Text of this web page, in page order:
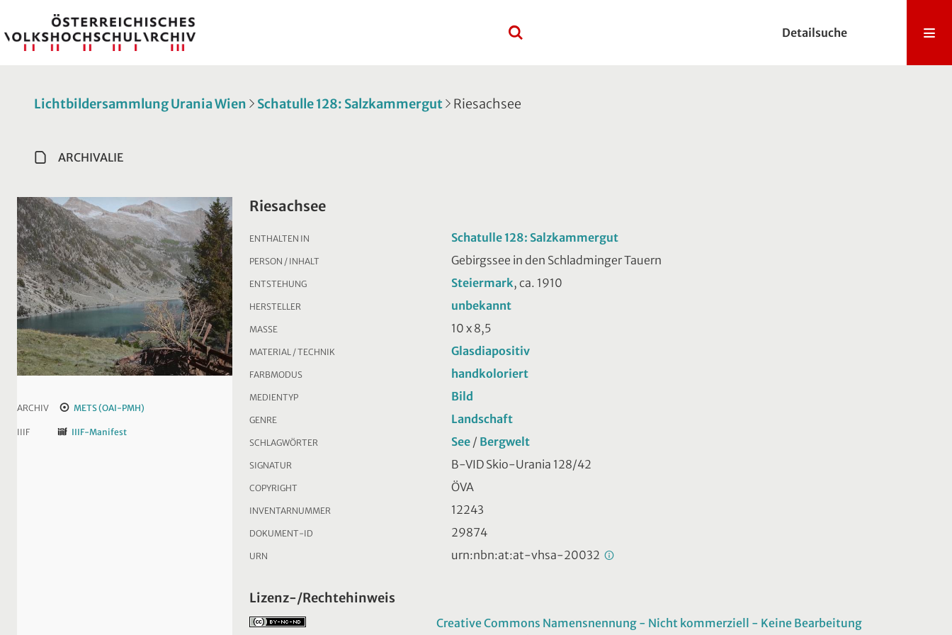
Detailsuche
Lichtbildersammlung Urania Wien Schatulle 128: Salzkammergut Riesachsee
ARCHIVALIE
ARCHIV METS (OAI-PMH)
IIIF IIIF-Manifest
Riesachsee
ENTHALTEN IN Schatulle 128: Salzkammergut
PERSON / INHALT Gebirgssee in den Schladminger Tauern
ENTSTEHUNG Steiermark, ca. 1910
HERSTELLER unbekannt
MASSE 10 x 8,5
MATERIAL / TECHNIK Glasdiapositiv
FARBMODUS handkoloriert
MEDIENTYP Bild
GENRE Landschaft
SCHLAGWÖRTER See / Bergwelt
SIGNATUR B-VID Skio-Urania 128/42
COPYRIGHT ÖVA
INVENTARNUMMER 12243
DOKUMENT-ID 29874
URN urn:nbn:at:at-vhsa-20032
Lizenz-/Rechtehinweis
Creative Commons Namensnennung - Nicht kommerziell - Keine Bearbeitung